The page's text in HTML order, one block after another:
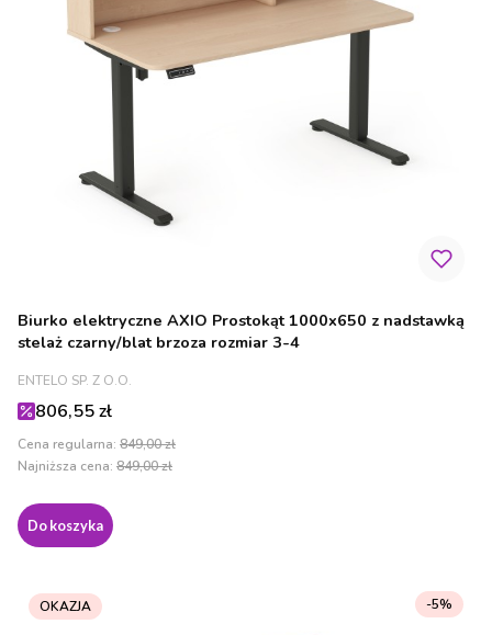
Biurko elektryczne AXIO Prostokąt 1000x650 z nadstawką
stelaż czarny/blat brzoza rozmiar 3-4
PRODUCENT
ENTELO SP. Z O.O.
Cena promocyjna
806,55 zł
Cena regularna: 849,00 zł
Najniższa cena: 849,00 zł
Do koszyka
OKAZJA -5%